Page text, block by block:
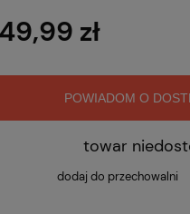
49,99 zł
POWIADOM O
towar
dodaj do przechowalni